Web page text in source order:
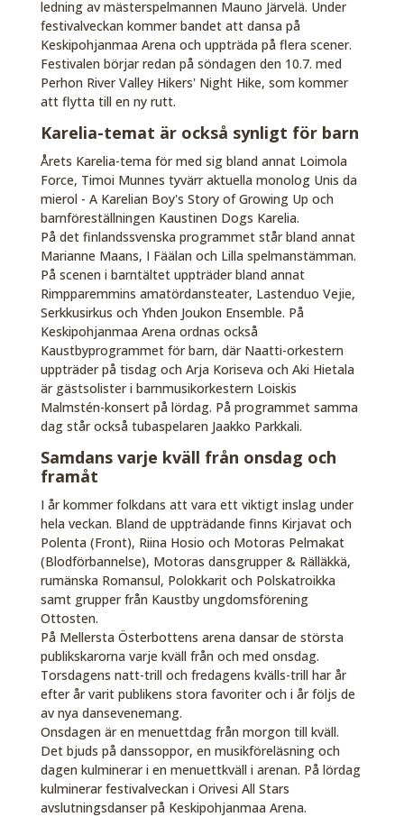
ledning av mästerspelmannen Mauno Järvelä. Under
festivalveckan kommer bandet att dansa på
Keskipohjanmaa Arena och uppträda på flera scener.
Festivalen börjar redan på söndagen den 10.7. med
Perhon River Valley Hikers' Night Hike, som kommer
att flytta till en ny rutt.
Karelia-temat är också synligt för barn
Årets Karelia-tema för med sig bland annat Loimola
Force, Timoi Munnes tyvärr aktuella monolog Unis da
mierol - A Karelian Boy's Story of Growing Up och
barnföreställningen Kaustinen Dogs Karelia.
På det finlandssvenska programmet står bland annat
Marianne Maans, I Fäälan och Lilla spelmanstämman.
På scenen i barntältet uppträder bland annat
Rimpparemmins amatördansteater, Lastenduo Vejie,
Serkkusirkus och Yhden Joukon Ensemble. På
Keskipohjanmaa Arena ordnas också
Kaustbyprogrammet för barn, där Naatti-orkestern
uppträder på tisdag och Arja Koriseva och Aki Hietala
är gästsolister i barnmusikorkestern Loiskis
Malmstén-konsert på lördag. På programmet samma
dag står också tubaspelaren Jaakko Parkkali.
Samdans varje kväll från onsdag och
framåt
I år kommer folkdans att vara ett viktigt inslag under
hela veckan. Bland de uppträdande finns Kirjavat och
Polenta (Front), Riina Hosio och Motoras Pelmakat
(Blodförbannelse), Motoras dansgrupper & Rälläkkä,
rumänska Romansul, Polokkarit och Polskatroikka
samt grupper från Kaustby ungdomsförening
Ottosten.
På Mellersta Österbottens arena dansar de största
publikskarorna varje kväll från och med onsdag.
Torsdagens natt-trill och fredagens kvälls-trill har år
efter år varit publikens stora favoriter och i år följs de
av nya dansevenemang.
Onsdagen är en menuettdag från morgon till kväll.
Det bjuds på danssoppor, en musikföreläsning och
dagen kulminerar i en menuettkväll i arenan. På lördag
kulminerar festivalveckan i Orivesi All Stars
avslutningsdanser på Keskipohjanmaa Arena.